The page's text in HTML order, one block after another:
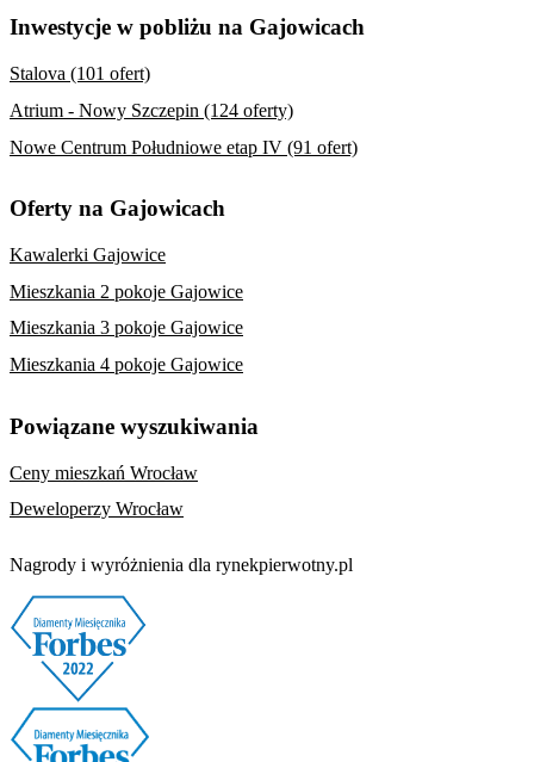
Inwestycje w pobliżu na Gajowicach
Stalova (101 ofert)
Atrium - Nowy Szczepin (124 oferty)
Nowe Centrum Południowe etap IV (91 ofert)
Oferty na Gajowicach
Kawalerki Gajowice
Mieszkania 2 pokoje Gajowice
Mieszkania 3 pokoje Gajowice
Mieszkania 4 pokoje Gajowice
Powiązane wyszukiwania
Ceny mieszkań Wrocław
Deweloperzy Wrocław
Nagrody i wyróżnienia dla rynekpierwotny.pl